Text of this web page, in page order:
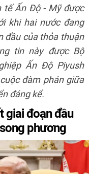
tế Ấn Độ - Mỹ được
khi hai nước đang
đầu của thỏa thuận
tin này được Bộ
Ấn Độ Piyush
đàm phán giữa
đáng kể.
giai đoạn đầu
phương